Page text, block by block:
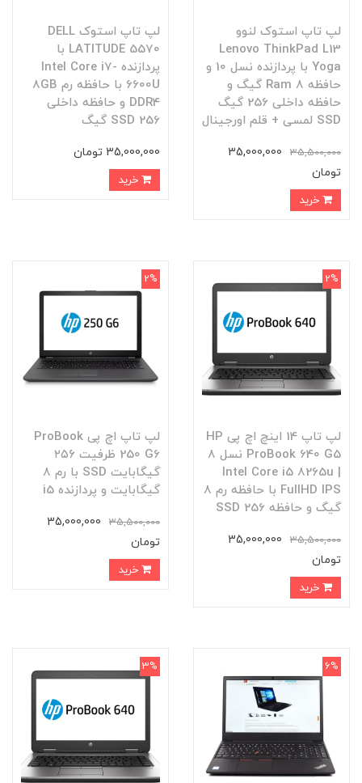
لپ تاپ استوک لنوو
Lenovo ThinkPad L13
Yoga با پردازنده نسل 10 و
حافظه Ram 8 گیگ و
حافظه داخلی 256 گیگ
SSD لمسی + قلم اورجینال
35,500,000
35,000,000
تومان
لپ تاپ استوک DELL
LATITUDE 5570 با
پردازنده Intel Core i7-
6600U با حافظه رم 8GB
DDR4 و حافظه داخلی
SSD 256 گیگ
35,000,000 تومان
لپ تاپ 14 اینچ اچ پی HP
ProBook 640 G5 نسل 8
| Intel Core i5 8265u
FullHD IPS با حافظه رم 8
گیگ و حافظه SSD 256
35,500,000
35,000,000
تومان
2%
لپ تاپ اچ پی ProBook
250 G6 ظرفیت ۲۵۶
گیگابایت SSD با رم ۸
گیگابایت و پردازنده i5
35,500,000
35,000,000
تومان
2%
6%
3%